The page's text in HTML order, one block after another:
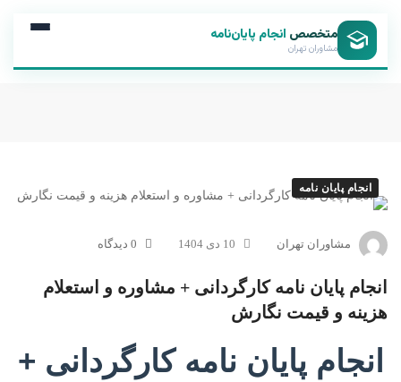
متخصص انجام پایان‌نامه
مشاوران تهران
انجام پایان نامه
مشاوران تهران 10 دی 1404 0 دیدگاه
انجام پایان نامه کارگردانی + مشاوره و استعلام
هزینه و قیمت نگارش
انجام پایان نامه کارگردانی +